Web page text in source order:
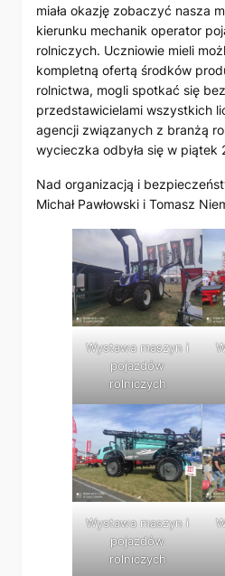
miała okazję zobaczyć nasza
kierunku mechanik operator
rolniczych. Uczniowie mieli
kompletną ofertą środków
rolnictwa, mogli spotkać się
przedstawicielami wszystkich
agencji związanych z branżą
wycieczka odbyła się w piątek
Nad organizacją i
Michał Pawłowski i Tomasz
Wystawa maszyn i
pojazdów
rolniczych
Wystawa maszyn i
pojazdów
rolniczych